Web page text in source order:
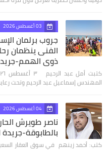
03 أغسطس 2026
جروب برلمان
الفنى ينظمان
ذوي الهمم-جريدة
المهندس إسماعيل عبد الرحيم وتحت
04 أغسطس 2026
ناصر طويرش
بالطابوقة-جريدة
كتب: أحمد زينهم في سوق العقار